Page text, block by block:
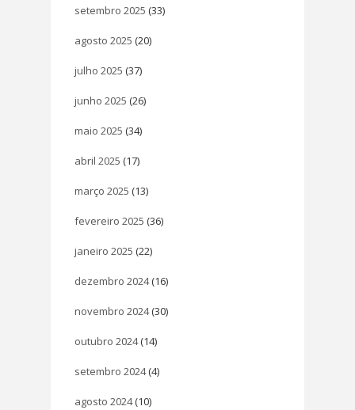
setembro 2025 (33)
agosto 2025 (20)
julho 2025 (37)
junho 2025 (26)
maio 2025 (34)
abril 2025 (17)
março 2025 (13)
fevereiro 2025 (36)
janeiro 2025 (22)
dezembro 2024(16)
novembro 2024(30)
outubro 2024(14)
setembro 2024(4)
agosto 2024(10)